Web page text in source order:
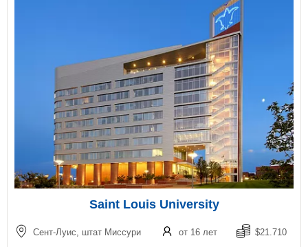
Saint Louis University
Сент-Луис, штат Миссури от 16 лет $21.710